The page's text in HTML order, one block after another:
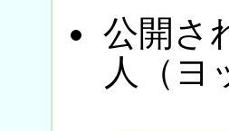
公開さ
人（ヨ